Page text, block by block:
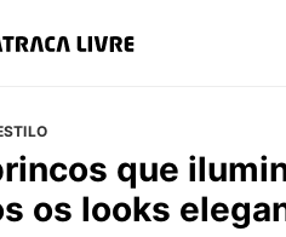
que
os looks